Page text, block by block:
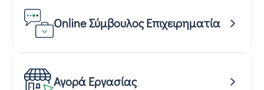
Online Σύμβουλος Επιχειρηματία
Αγορά Εργασίας